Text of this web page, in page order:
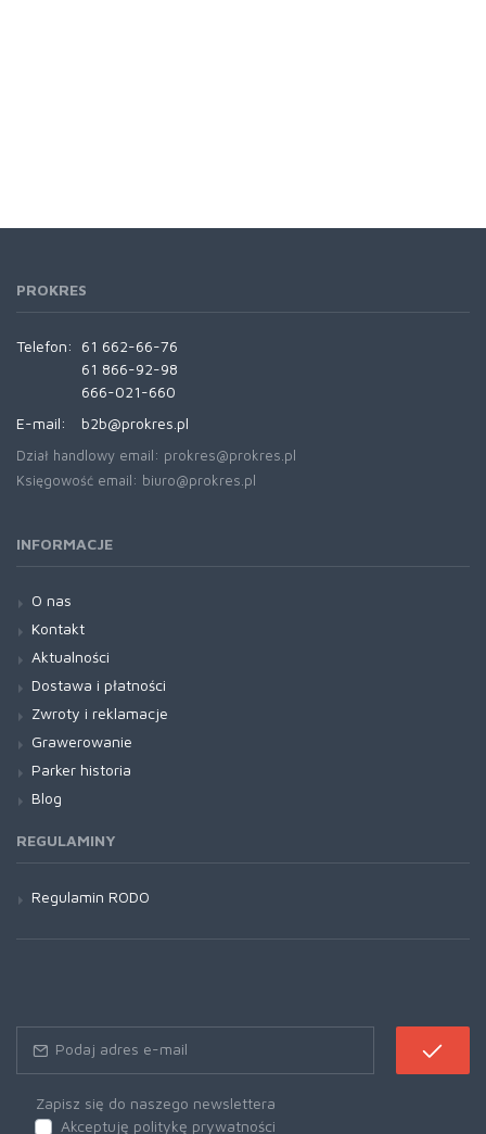
PROKRES
Telefon:
61 662-66-76
61 866-92-98
666-021-660
E-mail:
b2b@prokres.pl
Dział handlowy email: prokres@prokres.pl
Księgowość email: biuro@prokres.pl
INFORMACJE
O nas
Kontakt
Aktualności
Dostawa i płatności
Zwroty i reklamacje
Grawerowanie
Parker historia
Blog
REGULAMINY
Regulamin RODO
Zapisz się do naszego newslettera
Akceptuję politykę prywatności